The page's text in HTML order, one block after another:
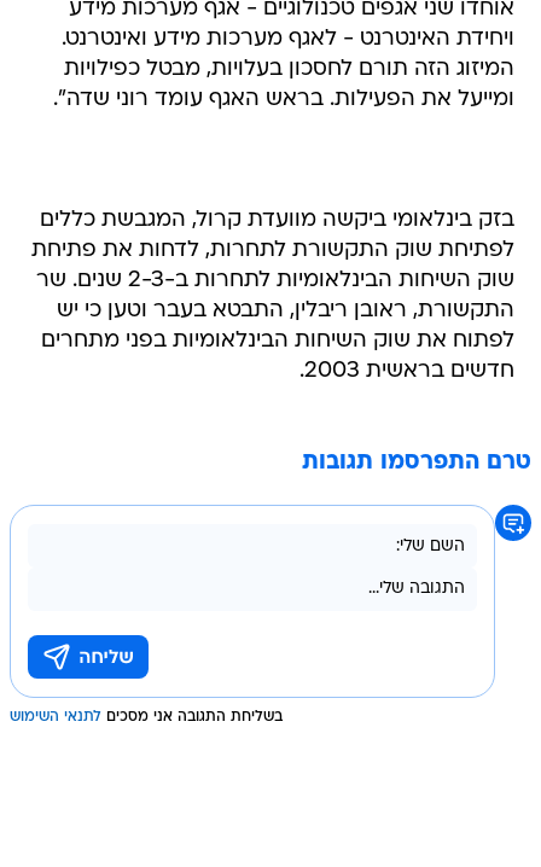
אוחדו שני אגפים טכנולוגיים - אגף מערכות מידע
ויחידת האינטרנט - לאגף מערכות מידע ואינטרנט.
המיזוג הזה תורם לחסכון בעלויות, מבטל כפילויות
ומייעל את הפעילות. בראש האגף עומד רוני שדה".
בזק בינלאומי ביקשה מוועדת קרול, המגבשת כללים
לפתיחת שוק התקשורת לתחרות, לדחות את פתיחת
שוק השיחות הבינלאומיות לתחרות ב-2-3 שנים. שר
התקשורת, ראובן ריבלין, התבטא בעבר וטען כי יש
לפתוח את שוק השיחות הבינלאומיות בפני מתחרים
חדשים בראשית 2003.
טרם התפרסמו תגובות
בשליחת התגובה אני מסכים לתנאי השימוש